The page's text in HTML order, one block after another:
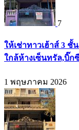
7
ให้เช่าทาวเฮ้าส์ 3
ใกล้ห้างเซ็นทรัล,บิ๊กซี
1 พฤษภาคม 2026